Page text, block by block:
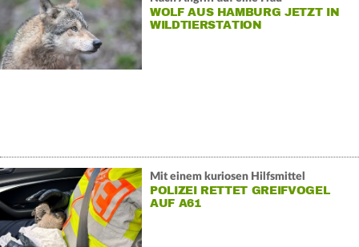
WOLF AUS HAMBURG JETZT IN
WILDTIERSTATION
Mit einem kuriosen Hilfsmittel
POLIZEI RETTET GREIFVOGEL
AUF A61